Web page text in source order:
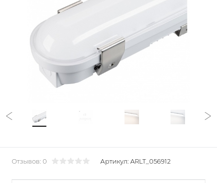
Отзывов: 0 Артикул: ARLT_056912